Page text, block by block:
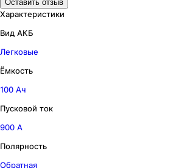
Оставить отзыв
Характеристики
Вид АКБ
Легковые
Ёмкость
100 Ач
Пусковой ток
900 А
Полярность
Обратная